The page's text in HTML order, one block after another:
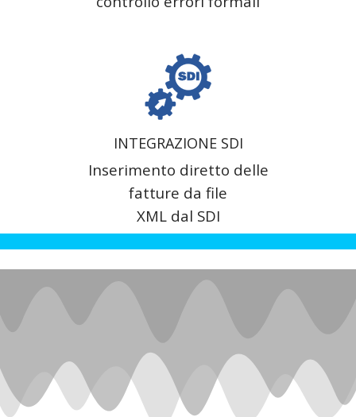
INTEGRAZIONE SDI
Inserimento diretto delle
fatture da file
XML dal SDI